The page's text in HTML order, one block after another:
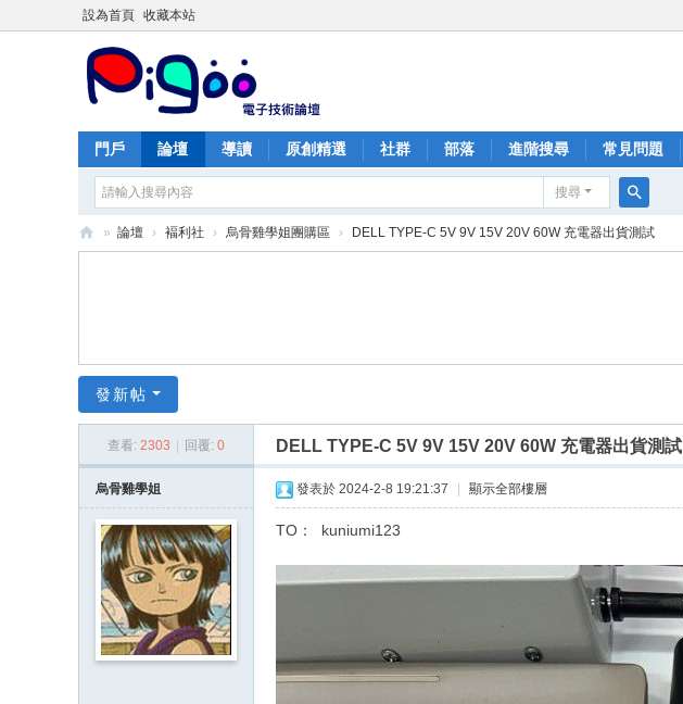
設為首頁 收藏本站
門戶 論壇 導讀 原創精選 社群 部落 進階搜尋 常見問題
搜尋
搜
尋
酷
» 論壇 › 褔利社 › 烏骨雞學姐團購區 › DELL TYPE-C 5V 9V 15V 20V 60W 充電器出貨測試
發新帖
查看: 2303 回覆: 0 DELL TYPE-C 5V 9V 15V 20V 60W 充電器出貨測試
烏骨雞學姐 發表於 2024-2-8 19:21:37 顯示全部樓層
TO： kuniumi123